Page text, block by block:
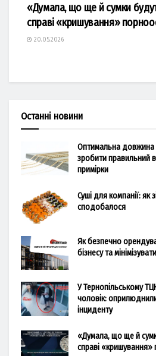
«Думала, що ще й сумки
справі «кришування»
20.05.2026
Останні новини
Оптимальна довжина
зробити правильний
примірки
Суші для компанії: як
сподобалося
Як безпечно
бізнесу та
У Тернопільському
чоловік:
інциденту
«Думала, що ще й
справі «кришування»